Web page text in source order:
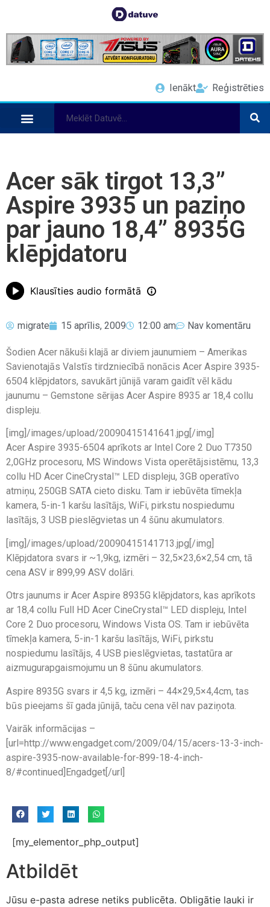
Ienākt Reģistrēties
Acer sāk tirgot 13,3”
Aspire 3935 un paziņo
par jauno 18,4” 8935G
klēpjdatoru
Klausīties audio formātā
migrate 15 aprīlis, 2009 12:00 am Nav komentāru
Šodien Acer nākuši klajā ar diviem jaunumiem – Amerikas
Savienotajās Valstīs tirdzniecībā nonācis Acer Aspire 3935-
6504 klēpjdators, savukārt jūnijā varam gaidīt vēl kādu
jaunumu – Gemstone sērijas Acer Aspire 8935 ar 18,4 collu
displeju.
[img]/images/upload/20090415141641.jpg[/img]
Acer Aspire 3935-6504 aprīkots ar Intel Core 2 Duo T7350
2,0GHz procesoru, MS Windows Vista operētājsistēmu, 13,3
collu HD Acer CineCrystal™ LED displeju, 3GB operatīvo
atmiņu, 250GB SATA cieto disku. Tam ir iebūvēta tīmekļa
kamera, 5-in-1 karšu lasītājs, WiFi, pirkstu nospiedumu
lasītājs, 3 USB pieslēgvietas un 4 šūnu akumulators.
[img]/images/upload/20090415141713.jpg[/img]
Klēpjdatora svars ir ~1,9kg, izmēri – 32,5×23,6×2,54 cm, tā
cena ASV ir 899,99 ASV dolāri.
Otrs jaunums ir Acer Aspire 8935G klēpjdators, kas aprīkots
ar 18,4 collu Full HD Acer CineCrystal™ LED displeju, Intel
Core 2 Duo procesoru, Windows Vista OS. Tam ir iebūvēta
tīmekļa kamera, 5-in-1 karšu lasītājs, WiFi, pirkstu
nospiedumu lasītājs, 4 USB pieslēgvietas, tastatūra ar
aizmugurapgaismojumu un 8 šūnu akumulators.
Aspire 8935G svars ir 4,5 kg, izmēri – 44×29,5×4,4cm, tas
būs pieejams šī gada jūnijā, taču cena vēl nav paziņota.
Vairāk informācijas –
[url=http://www.engadget.com/2009/04/15/acers-13-3-inch-
aspire-3935-now-available-for-899-18-4-inch-
8/#continued]Engadget[/url]
[my_elementor_php_output]
Atbildēt
Jūsu e-pasta adrese netiks publicēta. Obligātie lauki ir